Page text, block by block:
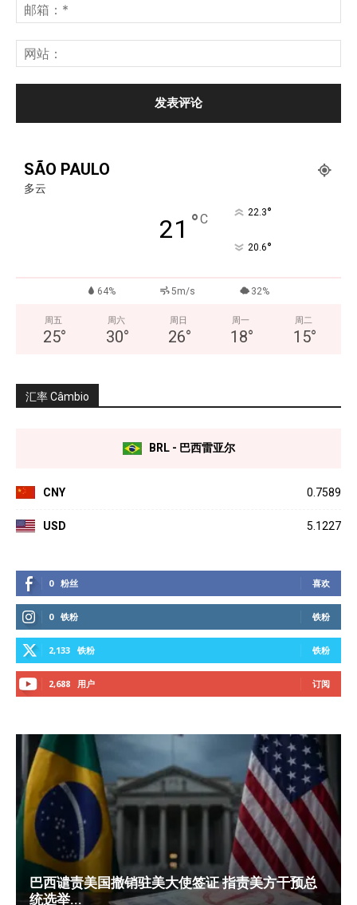
SÃO PAULO
多云
21 °C 22.3°
20.6°
64% 5m/s 32%
周五
25°
周六
30°
周日
26°
周一
18°
周二
15°
汇率 Câmbio
BRL - 巴西雷亚尔
CNY 0.7589
USD 5.1227
0 粉丝 喜欢
0 铁粉 铁粉
2,133 铁粉 铁粉
2,688 用户 订阅
巴西谴责美国撤销驻美大使签证 指责美方干预总
统选举...